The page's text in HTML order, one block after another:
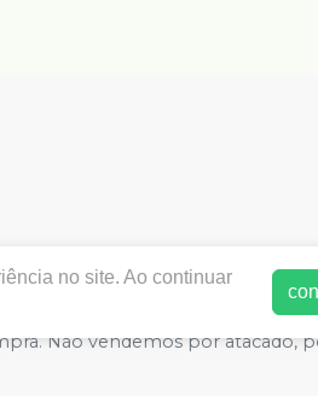
KARISMA PRODUTOS
ANVISA - Medicamentos:
Fotos meramente ilustrativas -
Não vendemos por
no site. Ao continuar